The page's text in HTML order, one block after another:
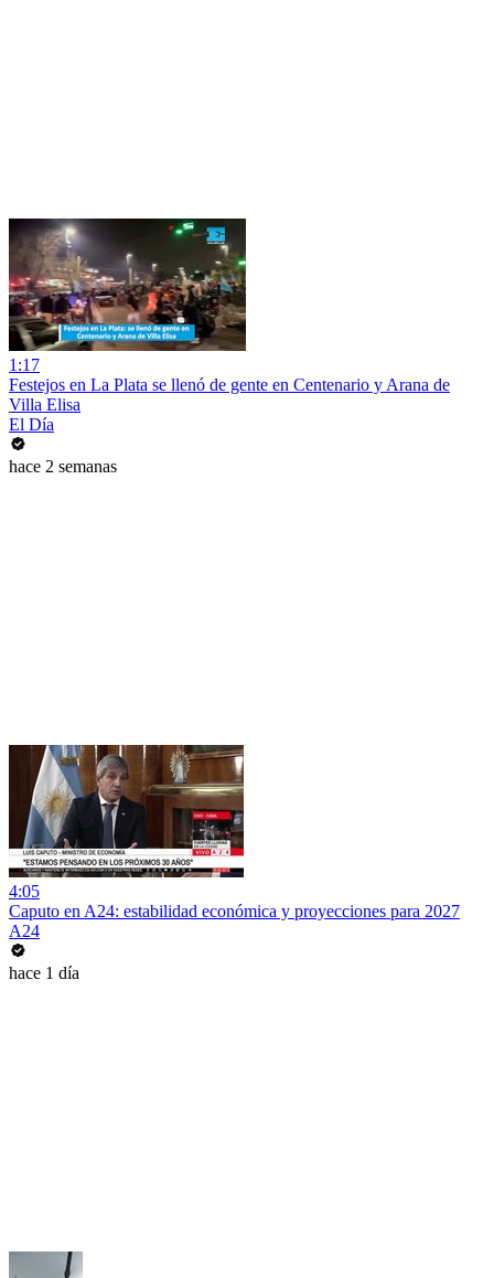
1:17
Festejos en La Plata se llenó de gente en Centenario y Arana de
Villa Elisa
El Día
hace 2 semanas
4:05
Caputo en A24: estabilidad económica y proyecciones para 2027
A24
hace 1 día